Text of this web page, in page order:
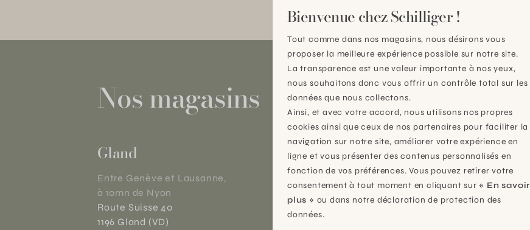
Nos magasins
Gland
Entre Genève et Lausanne,
à 10mn de Nyon
Route Suisse 40
1196 Gland (VD)
Plan-les-Ouates
À 15mn du centre de Genève
Bienvenue chez Schilliger !
Tout comme dans nos magasins, nous désirons vous
proposer la meilleure expérience possible sur notre site.
La transparence est une valeur importante à nos yeux,
nous souhaitons donc vous offrir un contrôle total sur les
données que nous collectons.
Ainsi, et avec votre accord, nous utilisons nos propres
cookies ainsi que ceux de nos partenaires pour faciliter la
navigation sur notre site, améliorer votre expérience en
ligne et vous présenter des contenus personnalisés en
fonction de vos préférences. Vous pouvez retirer votre
consentement à tout moment en cliquant sur « En savoir
plus » ou dans notre déclaration de protection des
données.